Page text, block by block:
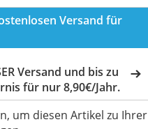
Versand für
Versand und bis zu
für nur 8,90€/Jahr.
um diesen Artikel zu Ihrer